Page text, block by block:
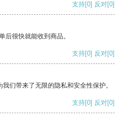
支持[0] 反对[0]
后很快就能收到商品。
支持[0] 反对[0]
们带来了无限的隐私和安全性保护。
支持[0] 反对[0]